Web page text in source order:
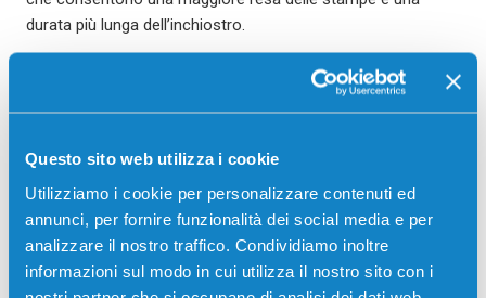
Questo sito web utilizza i cookie
Utilizziamo i cookie per personalizzare contenuti ed
annunci, per fornire funzionalità dei social media e per
analizzare il nostro traffico. Condividiamo inoltre
informazioni sul modo in cui utilizza il nostro sito con i
durata più lunga dell’inchiostro.
stampanti Epson EcoTank
che sono progettate per offrire un’esperienza di stampa
senza problemi e a basso costo. Queste stampanti sono
essere riempiti facilmente con
tecnologia innovativa, le stampanti Epson EcoTank possono
durare anni senza la necessità di sostituire frequentemente
l’inchiostro.
Inoltre, queste stampanti sono progettate per essere